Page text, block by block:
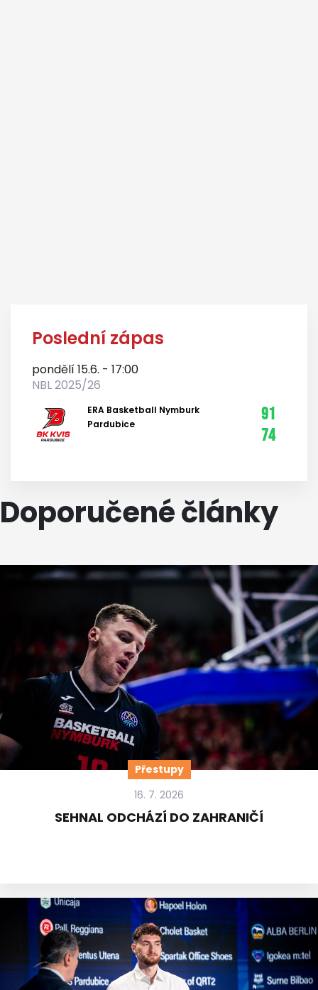
Poslední zápas
pondělí 15.6. - 17:00
NBL 2025/26
ERA Basketball Nymburk
Pardubice
91
74
Doporučené články
Přestupy
16. 7. 2026
SEHNAL ODCHÁZÍ DO ZAHRANIČÍ